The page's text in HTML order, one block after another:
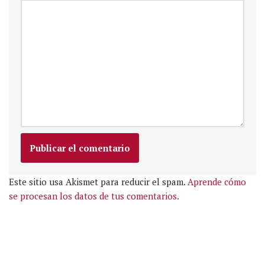
Este sitio usa Akismet para reducir el spam. Aprende cómo
se procesan los datos de tus comentarios.